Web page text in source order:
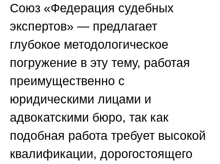
Союз «Федерация судебных
экспертов» — предлагает
глубокое методологическое
погружение в эту тему, работая
преимущественно с
юридическими лицами и
адвокатскими бюро, так как
подобная работа требует высокой
квалификации, дорогостоящего